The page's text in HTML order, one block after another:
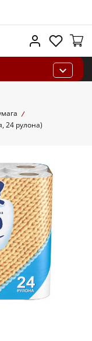
Личный
24 рулона)